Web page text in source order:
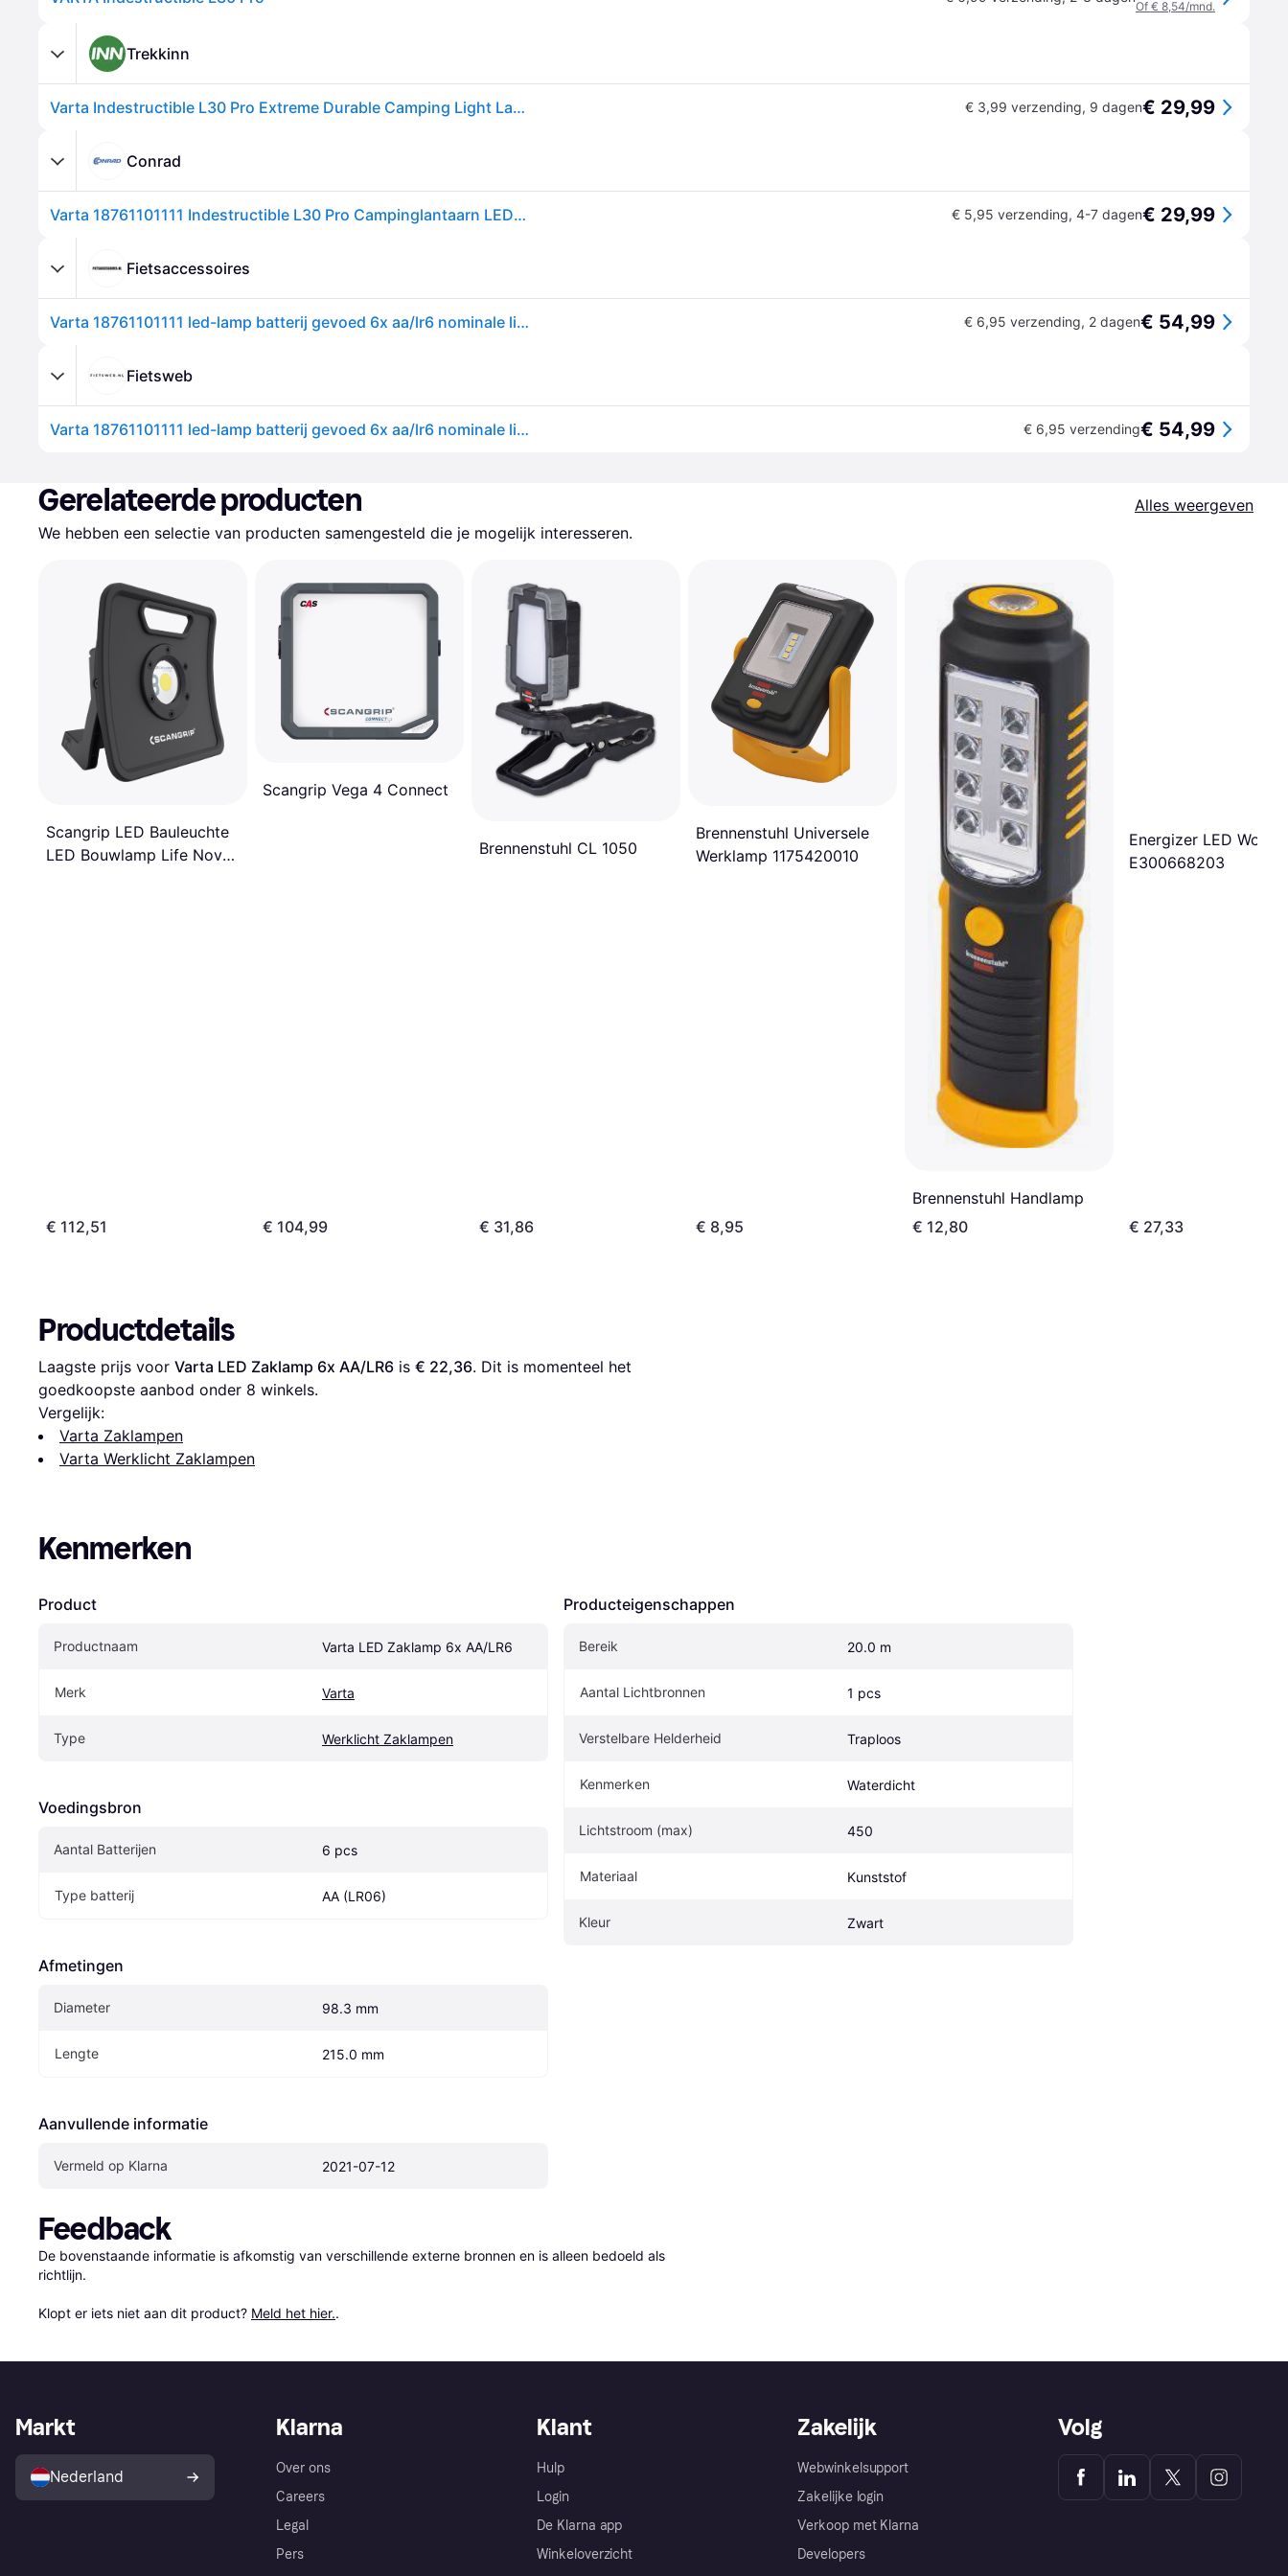
Of € 8,54/mnd.
Trekkinn
Varta Indestructible L30 Pro Extreme Durable Camping Light Lamp Transparant,Zwart € 3,99 verzending, 9 dagen€ 29,99
Conrad
Varta 18761101111 Indestructible L30 Pro Campinglantaarn LED 450 lm werkt op batterijen 623 g Zwart € 5,95 verzending, 4-7 dagen€ 29,99
Fietsaccessoires
Varta 18761101111 led-lamp batterij gevoed 6x aa/lr6 nominale lichtstroom: 450 lm lichtbereik: 20 m stralingshoek: 360 ° € 6,95 verzending, 2 dagen€ 54,99
Fietsweb
Varta 18761101111 led-lamp batterij gevoed 6x aa/lr6 nominale lichtstroom: 450 lm lichtbereik: 20 m stralingshoek: 360 ° € 6,95 verzending€ 54,99
Gerelateerde producten
Alles weergeven
We hebben een selectie van producten samengesteld die je mogelijk interesseren.
Scangrip LED Bauleuchte
LED Bouwlamp Life Nova
€ 112,51
Scangrip Vega 4 Connect
€ 104,99
Brennenstuhl CL 1050
€ 31,86
Brennenstuhl Universele
Werklamp 1175420010
€ 8,95
Brennenstuhl Handlamp
€ 12,80
Energizer LED Work
E300668203
€ 27,33
Productdetails
Laagste prijs voor Varta LED Zaklamp 6x AA/LR6 is € 22,36. Dit is momenteel het
goedkoopste aanbod onder 8 winkels.
Vergelijk:
Varta Zaklampen
Varta Werklicht Zaklampen
Kenmerken
Product
Productnaam Varta LED Zaklamp 6x AA/LR6
Merk Varta
Type Werklicht Zaklampen
Voedingsbron
Aantal Batterijen 6 pcs
Type batterij AA (LR06)
Afmetingen
Diameter 98.3 mm
Lengte 215.0 mm
Aanvullende informatie
Vermeld op Klarna 2021-07-12
Producteigenschappen
Bereik 20.0 m
Aantal Lichtbronnen 1 pcs
Verstelbare Helderheid Traploos
Kenmerken Waterdicht
Lichtstroom (max) 450
Materiaal Kunststof
Kleur Zwart
Feedback
De bovenstaande informatie is afkomstig van verschillende externe bronnen en is alleen bedoeld als
richtlijn.
Klopt er iets niet aan dit product? Meld het hier..
Klarna
Over ons
Careers
Legal
Pers
Klant
Hulp
Login
De Klarna app
Winkeloverzicht
Zakelijk
Webwinkelsupport
Zakelijke login
Verkoop met Klarna
Developers
Markt
Nederland
Volg